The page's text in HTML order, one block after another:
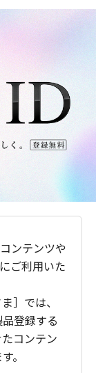
ンテンツや
ご利用いた
］では、
登録する
コンテン
。